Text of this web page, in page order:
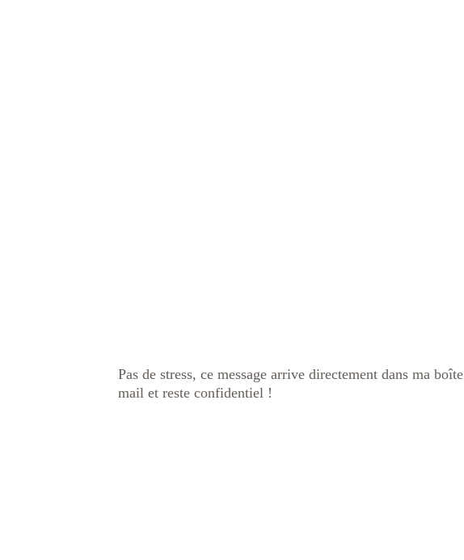
Pas de stress, ce message arrive directement dans ma boîte
mail et reste confidentiel !